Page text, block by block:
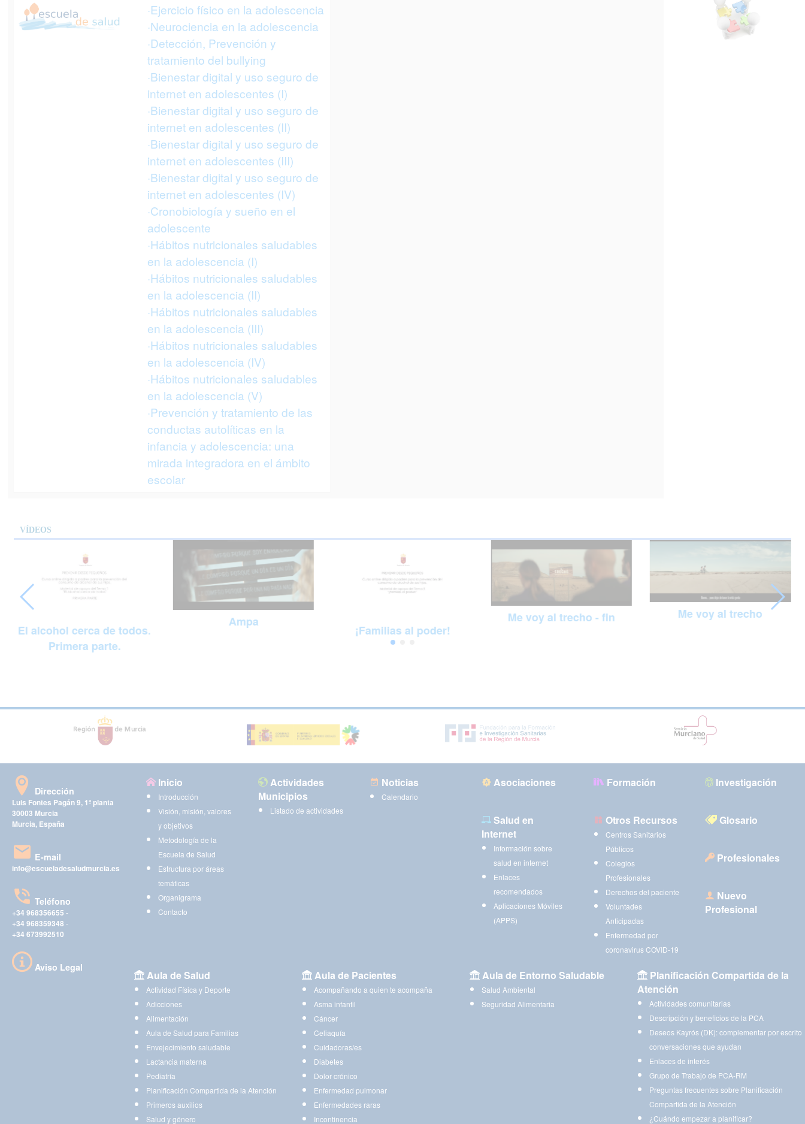
·Ejercicio físico en la adolescencia
·Neurociencia en la adolescencia
·Detección, Prevención y
tratamiento del bullying
·Bienestar digital y uso seguro de
internet en adolescentes (I)
·Bienestar digital y uso seguro de
internet en adolescentes (II)
·Bienestar digital y uso seguro de
internet en adolescentes (III)
·Bienestar digital y uso seguro de
internet en adolescentes (IV)
·Cronobiología y sueño en el
adolescente
·Hábitos nutricionales saludables
en la adolescencia (I)
·Hábitos nutricionales saludables
en la adolescencia (II)
·Hábitos nutricionales saludables
en la adolescencia (III)
·Hábitos nutricionales saludables
en la adolescencia (IV)
·Hábitos nutricionales saludables
en la adolescencia (V)
·Prevención y tratamiento de las
conductas autolíticas en la
infancia y adolescencia: una
mirada integradora en el ámbito
escolar
VÍDEOS
El alcohol cerca de todos.
Primera parte.
Ampa
¡Familias al poder!
Me voy al trecho - fin Me voy al trecho
Dirección
Luis Fontes Pagán 9, 1ª planta
30003 Murcia
Murcia, España
E-mail
info@escueladesaludmurcia.es
Teléfono
+34 968356655 -
+34 968359348 -
+34 673992510
Aviso Legal
Inicio
Introducción
Visión, misión, valores
y objetivos
Metodología de la
Escuela de Salud
Estructura por áreas
temáticas
Organigrama
Contacto
Actividades
Municipios
Listado de actividades
Noticias
Calendario
Asociaciones Formación Investigación
Salud en
Internet
Información sobre
salud en internet
Enlaces
recomendados
Aplicaciones Móviles
(APPS)
Otros Recursos
Centros Sanitarios
Públicos
Colegios
Profesionales
Derechos del paciente
Voluntades
Anticipadas
Enfermedad por
coronavirus COVID-19
Glosario
Profesionales
Nuevo
Profesional
Aula de Salud
Actividad Física y Deporte
Adicciones
Alimentación
Aula de Salud para Familias
Envejecimiento saludable
Lactancia materna
Pediatría
Planificación Compartida de la Atención
Primeros auxilios
Salud y género
Aula de Pacientes
Acompañando a quien te acompaña
Asma infantil
Cáncer
Celiaquía
Cuidadoras/es
Diabetes
Dolor crónico
Enfermedad pulmonar
Enfermedades raras
Incontinencia
Aula de Entorno Saludable
Salud Ambiental
Seguridad Alimentaria
Planificación Compartida de la
Atención
Actividades comunitarias
Descripción y beneficios de la PCA
Deseos Kayrós (DK): complementar por escrito
conversaciones que ayudan
Enlaces de interés
Grupo de Trabajo de PCA-RM
Preguntas frecuentes sobre Planificación
Compartida de la Atención
¿Cuándo empezar a planificar?